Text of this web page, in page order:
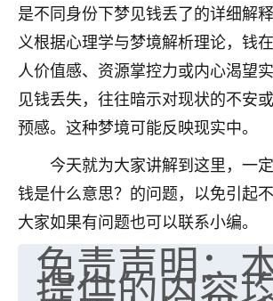
是不同身份下梦见钱丢了的详细解
义根据心理学与梦境解析理论，钱
人价值感、资源掌控力或内心渴望
见钱丢失，往往暗示对现状的不安
预感。这种梦境可能反映现实中。
今天就为大家讲解到这里，一
钱是什么意思？的问题，以免引起不
大家如果有问题也可以联系小编。
免责声明：
提供的内容
Jessica李
老师做不做超度法事？我想给我奶
刚去世了。
七零老顽童：我母亲前年离世
做梦梦见她，后来也是朋友介
师，安排了超度法事，做梦再
了，一开始是半信半疑的，图
超度，现在看来，人不信也不
2天前 来自云南
优秀的张同学